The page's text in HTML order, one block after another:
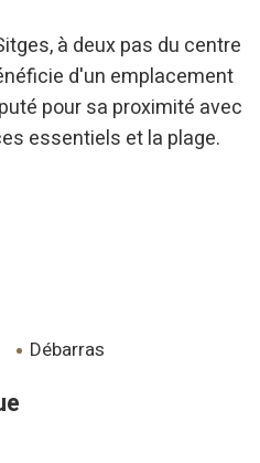
à deux pas du centre
d'un emplacement
pour sa proximité avec
essentiels et la plage.
débarras